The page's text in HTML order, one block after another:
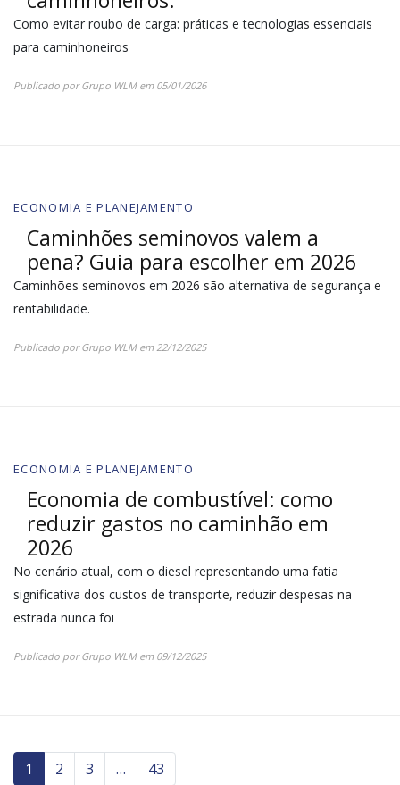
Como evitar roubo de carga: práticas e tecnologias essenciais
para caminhoneiros
Publicado porGrupo WLMem 05/01/2026
ECONOMIA E PLANEJAMENTO
Caminhões seminovos valem a
pena? Guia para escolher em 2026
Caminhões seminovos em 2026 são alternativa de segurança e
rentabilidade.
Publicado porGrupo WLMem22/12/2025
ECONOMIA E PLANEJAMENTO
Economia de combustível: como
reduzir gastos no caminhão em
2026
No cenário atual, com o diesel representando uma fatia
significativa dos custos de transporte, reduzir despesas na
estrada nunca foi
Publicado porGrupo WLMem 09/12/2025
1 2 3 … 43